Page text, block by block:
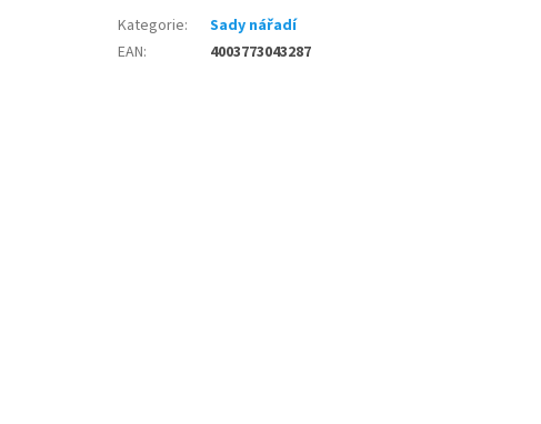
Kategorie:
Sady nářadí
EAN: 4003773043287